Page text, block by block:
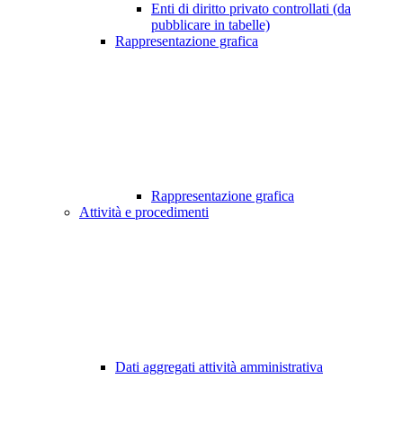
Enti di diritto privato controllati (da
pubblicare in tabelle)
Rappresentazione grafica
Rappresentazione grafica
Attività e procedimenti
Dati aggregati attività amministrativa